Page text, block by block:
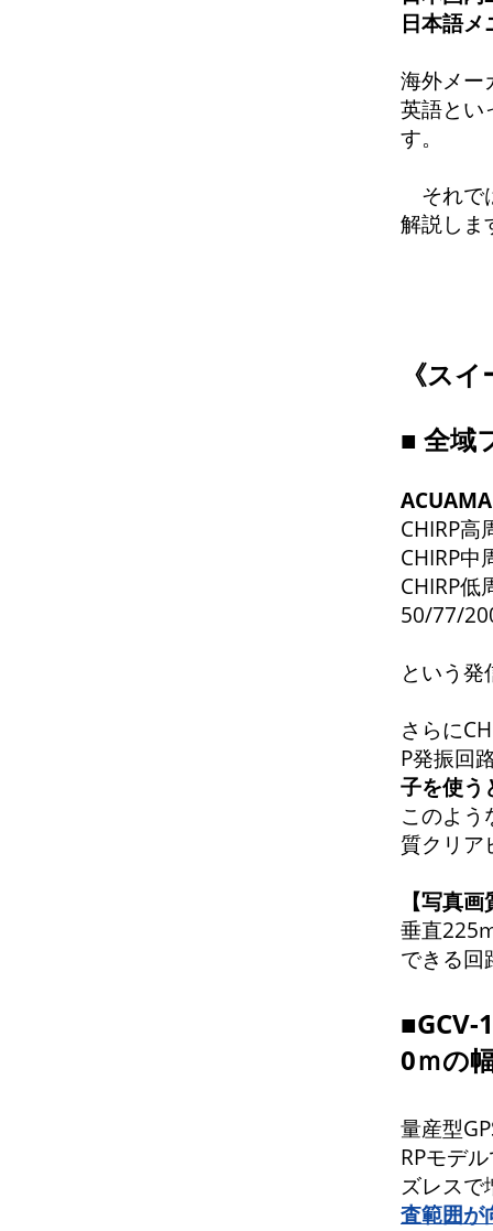
日本語メ
海外メ
英語とい
す。
それで
解説しま
《スイ
■ 全域
CHIRP
CHIRP
CHIRP
50/77/
という発
さらに
P発振回
子を使う
このよう
質クリア
【写真
垂直
できる回
■GCV-
0ｍの
量産型
RPモデ
ズレスで
査範囲が